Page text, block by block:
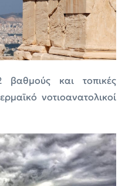
και τοπικές
νοτιοανατολικοί